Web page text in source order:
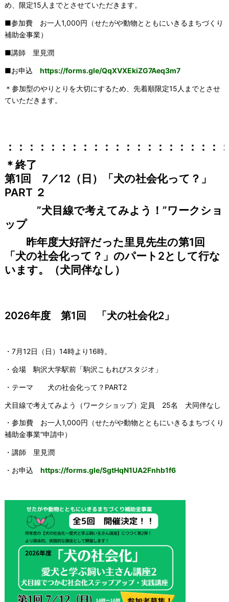
め、限定15人までとさせていただきます。
■参加費 お一人1,000円（せたがや動物とともにいきるまちづくり
補助金事業）
■講師 里見潤
■お申込 https://forms.gle/QqXVXEkiZG7Aeq3m7
＊参加型のやりとりを大切にするため、先着順限定15人までとさせ
ていただきます。
：：：：：：：：：：：：：：：：：：：：
＊終了
第1回 7／12（日）「犬の社会化って？」
PART ２
”犬目線で考えてみよう！”ワークショ
ップ
昨年度大好評だった里見先生の第1回
「犬の社会化って？」のパート2として行な
います。（犬同伴なし）
2026年度 第1回 「犬の社会化2」
・7月12日（日）14時より16時。
・会場 駒沢大学駅前「駒沢こもれびスタジオ」
・テーマ 犬の社会化って？PART2
犬目線で考えてみよう（ワークショップ）定員 25名 犬同伴なし
・参加費 お一人1,000円（せたがや動物とともにいきるまちづくり
補助金事業“申請中）
・講師 里見潤
・お申込 https://forms.gle/SgtHqN1UA2Fnhb1f6